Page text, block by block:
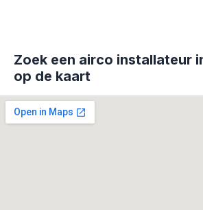
Zoek een airco installateur
op de kaart